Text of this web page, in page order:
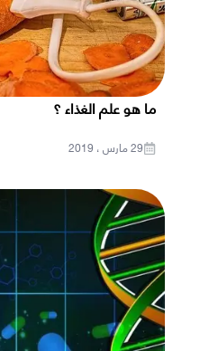
ما هو علم الغذاء ؟
29 مارس ، 2019